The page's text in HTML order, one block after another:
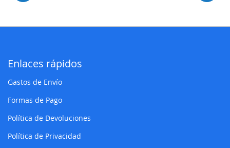
Enlaces rápidos
Gastos de Envío
Formas de Pago
Política de Devoluciones
Política de Privacidad